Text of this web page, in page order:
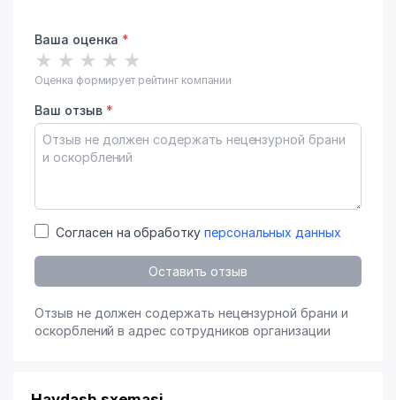
Ваша оценка *
★ ★ ★ ★ ★
Оценка формирует рейтинг компании
Ваш отзыв *
Согласен на обработку персональных данных
Оставить отзыв
Отзыв не должен содержать нецензурной брани и
оскорблений в адрес сотрудников организации